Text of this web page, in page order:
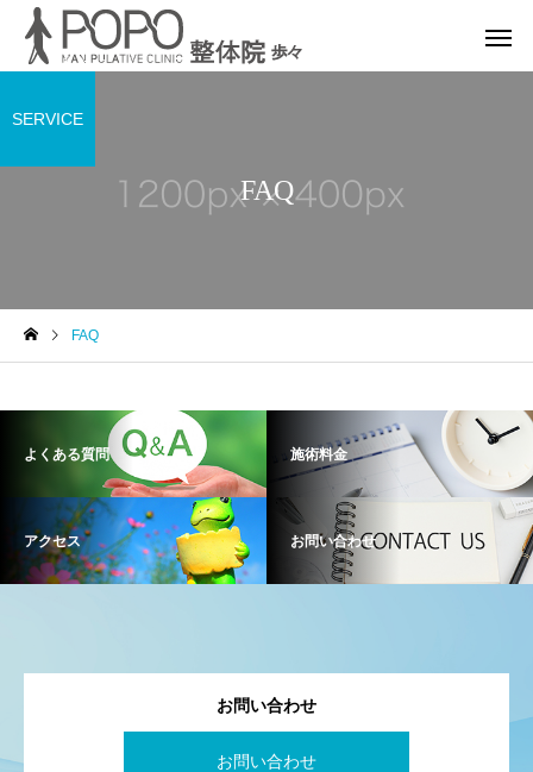
FAQ
SERVICE
FAQ
よくある質問 施術料金
アクセス お問い合わせ
お問い合わせ
お問い合わせ